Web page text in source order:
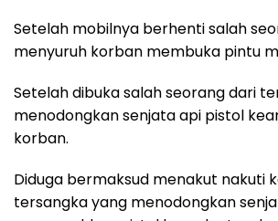
Setelah mobilnya berhenti salah
menyuruh korban membuka pintu
Setelah dibuka salah seorang dari
menodongkan senjata api pistol
korban.
Diduga bermaksud menakut nakuti
tersangka yang menodongkan